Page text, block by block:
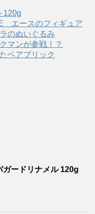
120g
エースのフィギュア
のぬいぐるみ
マンが参戦！？
ベアブリック
ガードリナメル 120g